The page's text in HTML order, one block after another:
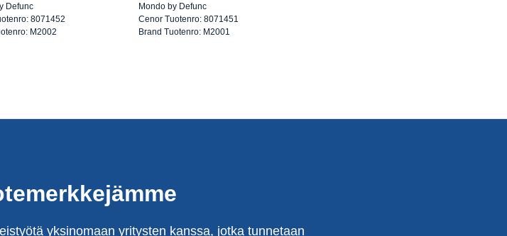
Defunc
8071452
M2002
Mondo by Defunc
Cenor Tuotenro: 8071451
Brand Tuotenro: M2001
yksinomaan yritysten kanssa, jotka tunnetaan